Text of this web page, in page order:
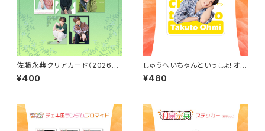
佐藤永典クリアカード（2026年
4月始まりカレンダーアザーカッ
ト）
¥400
しゅうへいちゃんといっしょ！オリ
ジナルステッカー（大見拓土）
¥480